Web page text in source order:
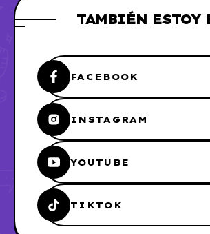
TAMBIÉN ESTOY
FACEBOOK
INSTAGRAM
YOUTUBE
TIKTOK